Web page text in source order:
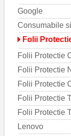
Google
Consumabile
Folii
Folii Protectie
Folii Protectie
Folii Protectie
Folii Protectie
Folii Protectie
Lenovo